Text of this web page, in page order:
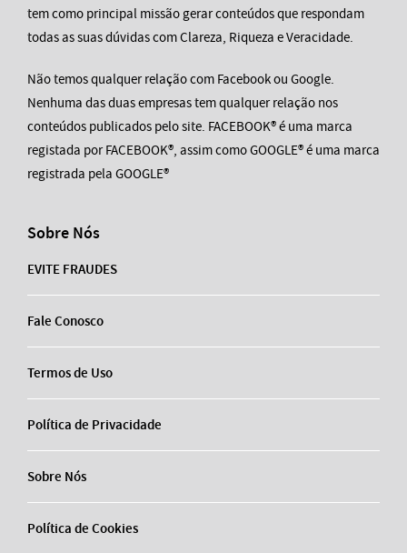
tem como principal missão gerar conteúdos que respondam
todas as suas dúvidas com Clareza, Riqueza e Veracidade.
Não temos qualquer relação com Facebook ou Google.
Nenhuma das duas empresas tem qualquer relação nos
conteúdos publicados pelo site. FACEBOOK® é uma marca
registada por FACEBOOK®, assim como GOOGLE® é uma marca
registrada pela GOOGLE®
Sobre Nós
EVITE FRAUDES
Fale Conosco
Termos de Uso
Política de Privacidade
Sobre Nós
Política de Cookies